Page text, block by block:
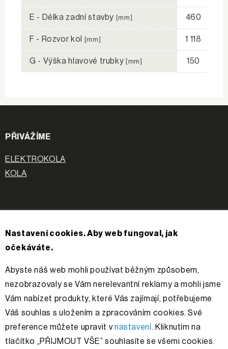
E - Délka zadní stavby [mm] 460
F - Rozvor kol [mm] 1 118
G - Výška hlavové trubky [mm] 150
PŘIVÁŽÍME
ELEKTROKOLA
KOLA
APACHE
O nás
Příběh
Sledujte nás
Nastavení cookies. Aby web fungoval, jak
očekáváte.
Abyste náš web mohli používat běžným způsobem,
nezobrazovaly se Vám nerelevantní reklamy a mohli jsme
Vám nabízet produkty, které Vás zajímají, potřebujeme
Váš souhlas s uložením a zpracováním cookies. Své
preference můžete upravit vnastavení. Kliknutím na
tlačítko „PŘIJMOUT VŠE” souhlasíte se všemi cookies.